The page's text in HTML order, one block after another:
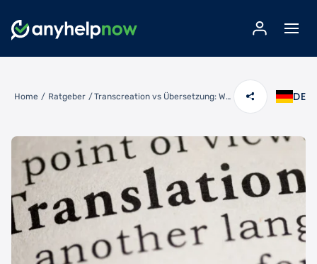
Home / Ratgeber / Transcreation vs Übersetzung: Wann Marketing kreative Adaption braucht DE